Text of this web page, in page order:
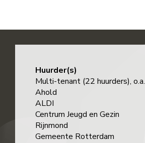
Huurder(s)
Multi-tenant (22 huurders), o.a.
Ahold
ALDI
Centrum Jeugd en Gezin
Rijnmond
Gemeente Rotterdam